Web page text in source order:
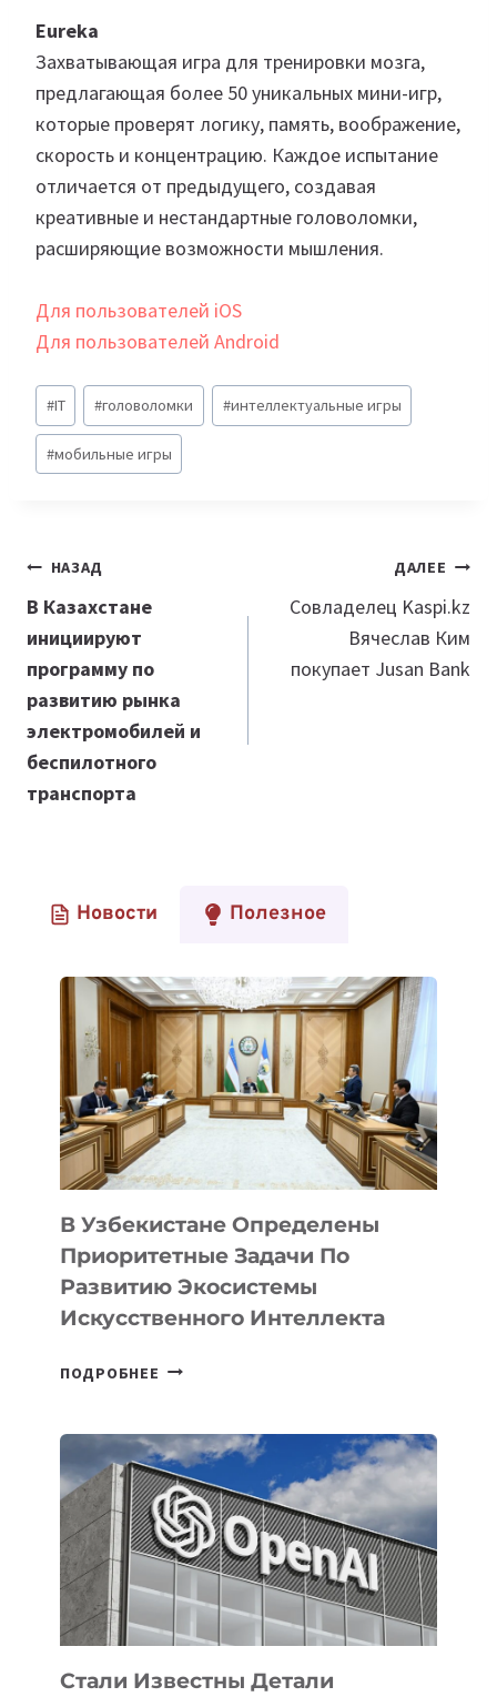
Eureka
Захватывающая игра для тренировки мозга,
предлагающая более 50 уникальных мини-игр,
которые проверят логику, память, воображение,
скорость и концентрацию. Каждое испытание
отличается от предыдущего, создавая
креативные и нестандартные головоломки,
расширяющие возможности мышления.
Для пользователей iOS
Для пользователей Android
Метки
записи:
#IT #головоломки #интеллектуальные игры
#мобильные игры
Навигация
по
записям
НАЗАД
В Казахстане
инициируют
программу по
развитию рынка
электромобилей и
беспилотного
транспорта
ДАЛЕЕ
Совладелец Kaspi.kz
Вячеслав Ким
покупает Jusan Bank
Новости Полезное
В Узбекистане Определены
Приоритетные Задачи По
Развитию Экосистемы
Искусственного Интеллекта
ПОДРОБНЕЕ
ПРИОРИТЕТНЫЕ
ЗАДАЧИ
ПО
РАЗВИТИЮ
ЭКОСИСТЕМЫ
ИСКУССТВЕННОГО
ИНТЕЛЛЕКТА
Стали Известны Детали